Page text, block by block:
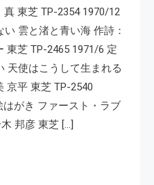
東芝 TP-2354 1970/12
雲と渚と青い海 作詩：
東芝 TP-2465 1971/6 定
天使はこうして生まれる
京平 東芝 TP-2540
がき ファースト・ラブ
邦彦 東芝 […]